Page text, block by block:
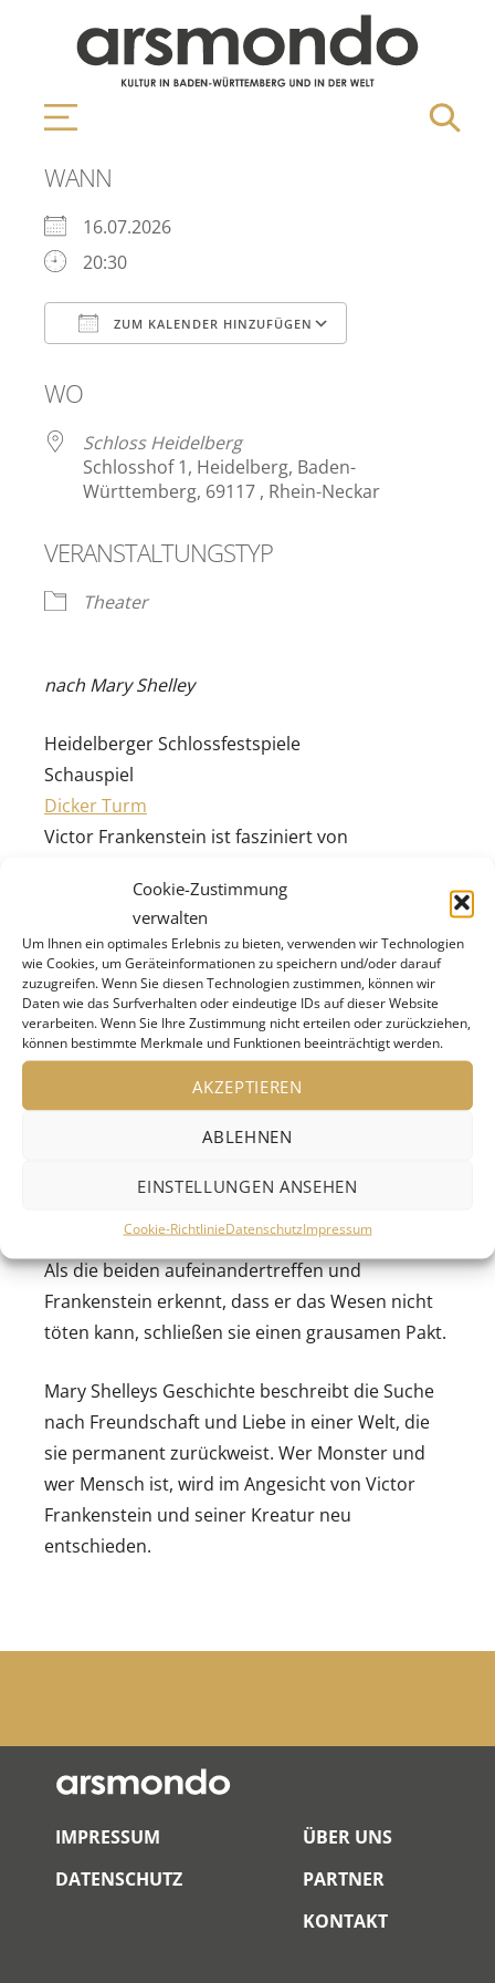
Cookie-Zustimmung
verwalten
Um Ihnen ein optimales Erlebnis zu bieten, verwenden wir Technologien
wie Cookies, um Geräteinformationen zu speichern und/oder darauf
zuzugreifen. Wenn Sie diesen Technologien zustimmen, können wir
Daten wie das Surfverhalten oder eindeutige IDs auf dieser Website
verarbeiten. Wenn Sie Ihre Zustimmung nicht erteilen oder zurückziehen,
können bestimmte Merkmale und Funktionen beeinträchtigt werden.
AKZEPTIEREN
ABLEHNEN
EINSTELLUNGEN ANSEHEN
Cookie-RichtlinieDatenschutzImpressum
WANN
16.07.2026
20:30
ZUM KALENDER HINZUFÜGEN
WO
Schloss Heidelberg
Schlosshof 1, Heidelberg, Baden-
Württemberg, 69117 , Rhein-Neckar
VERANSTALTUNGSTYP
Theater
nach Mary Shelley
Heidelberger Schlossfestspiele
Schauspiel
Dicker Turm
Victor Frankenstein ist fasziniert von
medizinischen Experiment will er die letzten
Geheimnisse der Schöpfung lüften. Aus
Leichenteilen näht er ein künstliches Wesen
zusammen, das er zum Leben erweckt.
Erschrocken über das Ergebnis, stößt er es von
sich und ergreift die Flucht. Das Wesen, dessen
Verletzlichkeit nicht mit seiner groben Gestalt
übereinstimmt, versucht sich in der fremden
und abweisenden Welt zurechtzufinden. Doch
immer wieder erfährt es Ausgrenzung und Hass.
begibt sich auf die Suche nach ihrem Schöpfer.
Als die beiden aufeinandertreffen und
Frankenstein erkennt, dass er das Wesen nicht
töten kann, schließen sie einen grausamen Pakt.
Mary Shelleys Geschichte beschreibt die Suche
nach Freundschaft und Liebe in einer Welt, die
sie permanent zurückweist. Wer Monster und
wer Mensch ist, wird im Angesicht von Victor
Frankenstein und seiner Kreatur neu
entschieden.
IMPRESSUM
DATENSCHUTZ
ÜBER UNS
PARTNER
KONTAKT